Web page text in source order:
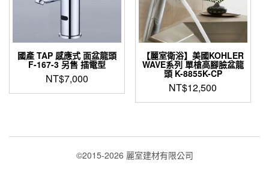
國產 TAP 感應式 面盆龍頭
F-167-3 另售 插電型
NT$7,000
【麗室衛浴】美國KOHLER
WAVE系列 單槍高腳臉盆龍
頭 K-8855K-CP
NT$12,500
©2015-2026 麗室建材有限公司